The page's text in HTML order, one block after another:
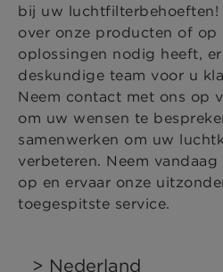
bij uw
over onze producten of op
oplossingen nodig heeft,
deskundige team voor u
Neem contact met ons op
om uw wensen te
samenwerken om uw
verbeteren. Neem
op en ervaar onze
toegespitste service.